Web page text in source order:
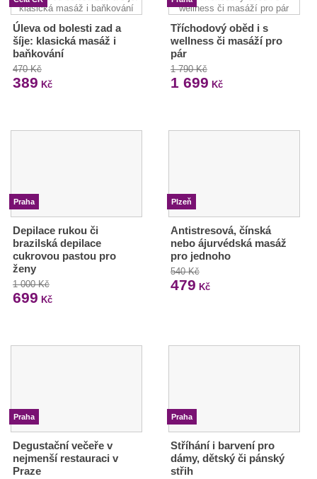
Úleva od bolesti zad a
šíje: klasická masáž i
baňkování
470 Kč
389 Kč
Tříchodový oběd i s
wellness či masáží pro
pár
1 790 Kč
1 699 Kč
Praha
Depilace rukou či
brazilská depilace
cukrovou pastou pro
ženy
1 000 Kč
699 Kč
Plzeň
Antistresová, čínská
nebo ájurvédská masáž
pro jednoho
540 Kč
479 Kč
Praha
Degustační večeře v
nejmenší restauraci v
Praze
Praha
Stříhání i barvení pro
dámy, dětský či pánský
střih